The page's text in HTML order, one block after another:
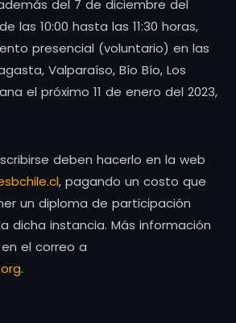
del 7 de diciembre del
las 10:00 hasta las 11:30 horas,
presencial (voluntario) en las
Valparaíso, Bío Bío, Los
el próximo 11 de enero del 2023,
deben hacerlo en la web
, pagando un costo que
un diploma de participación
dicha instancia. Más información
el correo a
.